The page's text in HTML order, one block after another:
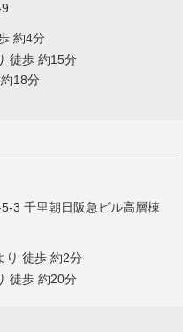
約4分
徒歩 約15分
18分
3 千里朝日阪急ビル高層棟
り 徒歩 約2分
徒歩 約20分